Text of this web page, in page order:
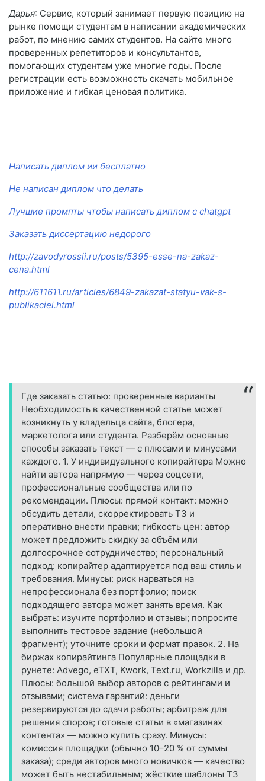
Дарья: Сервис, который занимает первую позицию на
рынке помощи студентам в написании академических
работ, по мнению самих студентов. На сайте много
проверенных репетиторов и консультантов,
помогающих студентам уже многие годы. После
регистрации есть возможность скачать мобильное
приложение и гибкая ценовая политика.
Написать диплом ии бесплатно
Не написан диплом что делать
Лучшие промпты чтобы написать диплом с chatgpt
Заказать диссертацию недорого
http://zavodyrossii.ru/posts/5395-esse-na-zakaz-
cena.html
http://611611.ru/articles/6849-zakazat-statyu-vak-s-
publikaciei.html
Где заказать статью: проверенные варианты
Необходимость в качественной статье может
возникнуть у владельца сайта, блогера,
маркетолога или студента. Разберём основные
способы заказать текст — с плюсами и минусами
каждого. 1. У индивидуального копирайтера Можно
найти автора напрямую — через соцсети,
профессиональные сообщества или по
рекомендации. Плюсы: прямой контакт: можно
обсудить детали, скорректировать ТЗ и
оперативно внести правки; гибкость цен: автор
может предложить скидку за объём или
долгосрочное сотрудничество; персональный
подход: копирайтер адаптируется под ваш стиль и
требования. Минусы: риск нарваться на
непрофессионала без портфолио; поиск
подходящего автора может занять время. Как
выбрать: изучите портфолио и отзывы; попросите
выполнить тестовое задание (небольшой
фрагмент); уточните сроки и формат правок. 2. На
биржах копирайтинга Популярные площадки в
рунете: Advego, eTXT, Kwork, Text.ru, Workzilla и др.
Плюсы: большой выбор авторов с рейтингами и
отзывами; система гарантий: деньги
резервируются до сдачи работы; арбитраж для
решения споров; готовые статьи в «магазинах
контента» — можно купить сразу. Минусы:
комиссия площадки (обычно 10–20 % от суммы
заказа); среди авторов много новичков — качество
может быть нестабильным; жёсткие шаблоны ТЗ